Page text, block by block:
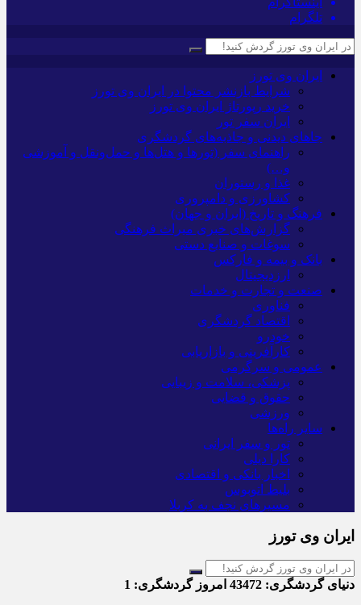
تلگرام
ایران وی تورز
شرایط بازنشر محتوا در ایران وی تورز
خرید رپورتاژ ایران وی تورز
ایران سفر تور
جاهای دیدنی و جاذبه‌های گردشگری
راهنمای سفر (تورها و هتل‌ها و حمل‌و‌نقل و آموزشی
و…)
غذا و رستوران
کشاورزی و دامپروری
فرهنگ و تاریخ (ایران و جهان)
گزارش‌های خبری میراث فرهنگی
سوغات و صنایع دستی
بانک و بیمه و فارکس
ارزدیجیتال
صنعت و تجارت و خدمات
فناوری
اقتصاد گردشگری
خودرو
کارآفرینی و بازاریابی
عمومی و سرگرمی
پزشکی، سلامت و زیبایی
حقوق و قضایی
ورزشی
سایر راه‌ها
تور و سفر ایرانی
کارا دیلی
اخبار بانکی و اقتصادی
بلیط اتوبوس
مسیرهای نجف به کربلا
ایران وی تورز
دنیای گردشگری: امروز گردشگری: